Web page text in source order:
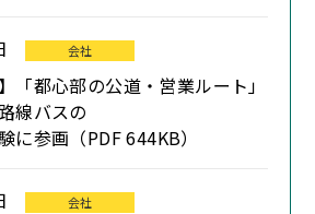
会社
「都心部の公道・営業ルート」
線バスの
に参画（PDF 644KB）
会社